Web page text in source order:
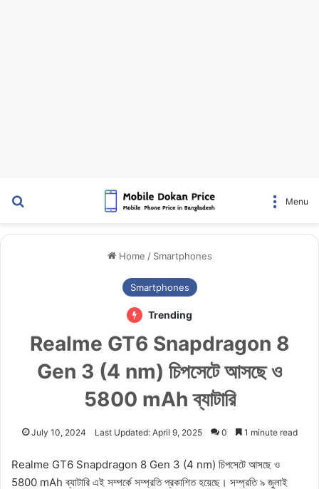
Menu
Home / Smartphones
Smartphones
Trending
Realme GT6 Snapdragon 8
Gen 3 (4 nm) চিপসেটে আসছে ও
5800 mAh ব্যাটারি
July 10, 2024 Last Updated: April 9, 2025 0 1 minute read
Realme GT6 Snapdragon 8 Gen 3 (4 nm) চিপসেটে আসছে ও
5800 mAh ব্যাটারি এই সম্পর্কে সম্প্রতি প্রকাশিত হয়েছে। সম্প্রতি ৯ জুলাই